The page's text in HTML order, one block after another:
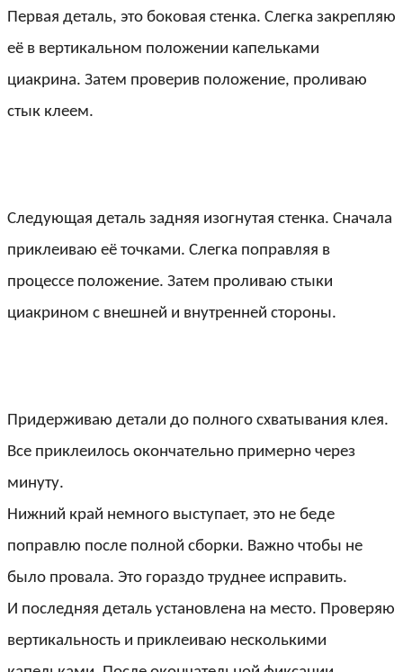
Первая деталь, это боковая стенка. Слегка закрепляю
её в вертикальном положении капельками
циакрина. Затем проверив положение, проливаю
стык клеем.
Следующая деталь задняя изогнутая стенка. Сначала
приклеиваю её точками. Слегка поправляя в
процессе положение. Затем проливаю стыки
циакрином с внешней и внутренней стороны.
Придерживаю детали до полного схватывания клея.
Все приклеилось окончательно примерно через
минуту.
Нижний край немного выступает, это не беде
поправлю после полной сборки. Важно чтобы не
было провала. Это гораздо труднее исправить.
И последняя деталь установлена на место. Проверяю
вертикальность и приклеиваю несколькими